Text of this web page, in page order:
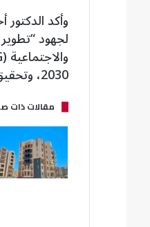
وأكد
لجهود
2030، وتحقيق الحياد الكربوني بحلول 2050.
مقالات ذات